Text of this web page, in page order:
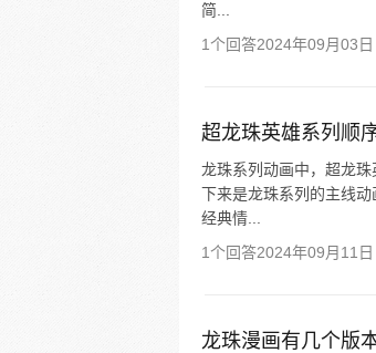
简...
1个回答2024年09月03
超龙珠英雄系列顺
龙珠系列动画中，超龙
下来是龙珠系列的主线
经典情...
1个回答2024年09月11
龙珠漫画有几个版